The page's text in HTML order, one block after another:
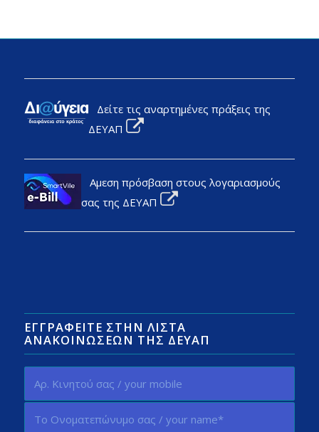
Δείτε τις αναρτημένες πράξεις της
ΔΕΥΑΠ
Αμεση πρόσβαση στους λογαριασμούς
σας της ΔΕΥΑΠ
ΕΓΓΡΑΦΕΊΤΕ ΣΤΗΝ ΛΊΣΤΑ
ΑΝΑΚΟΙΝΏΣΕΩΝ ΤΗΣ ΔΕΥΑΠ